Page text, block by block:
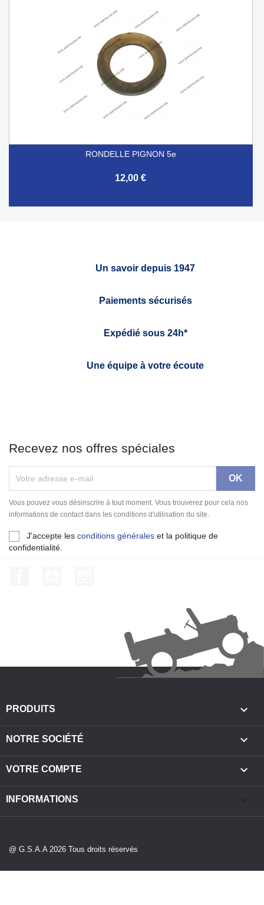
RONDELLE PIGNON 5e
12,00 €
Un savoir depuis 1947
Paiements sécurisés
Expédié sous 24h*
Une équipe à votre écoute
Recevez nos offres spéciales
Vous pouvez vous désinscrire à tout moment. Vous trouverez pour cela nos
informations de contact dans les conditions d'utilisation du site.
J'accepte les conditions générales et la politique de
confidentialité.
PRODUITS 
NOTRE SOCIÉTÉ 
VOTRE COMPTE 
INFORMATIONS
@ G.S.A.A 2026 Tous droits réservés